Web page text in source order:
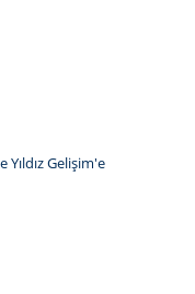
Gelişim'e